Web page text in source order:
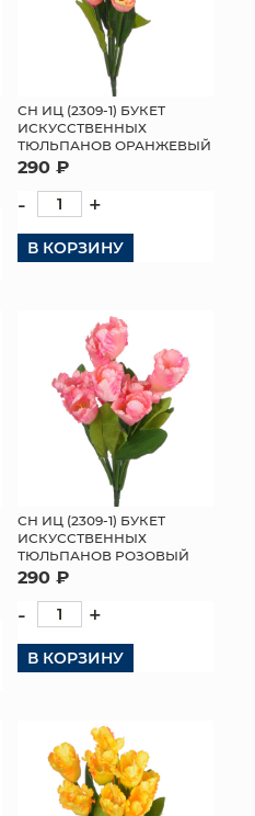
СН ИЦ (2309-1) БУКЕТ
ИСКУССТВЕННЫХ
ТЮЛЬПАНОВ ОРАНЖЕВЫЙ
290 ₽
- +
В КОРЗИНУ
СН ИЦ (2309-1) БУКЕТ
ИСКУССТВЕННЫХ
ТЮЛЬПАНОВ РОЗОВЫЙ
290 ₽
- +
В КОРЗИНУ